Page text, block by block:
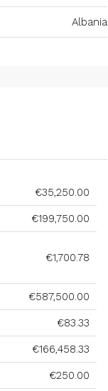
Albania
€35,250.00
€199,750.00
€1,700.78
€587,500.00
€83.33
€166,458.33
€250.00